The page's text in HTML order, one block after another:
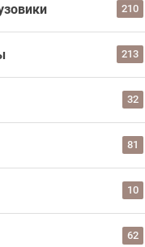
210
213
32
81
10
62